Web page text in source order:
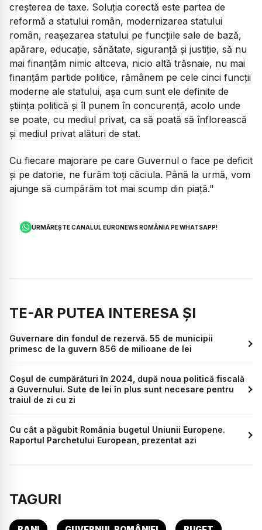
creșterea de taxe. Soluția corectă este partea de
reformă a statului român, modernizarea statului
român, reașezarea statului pe funcțiile sale de bază,
apărare, educație, sănătate, siguranță și justiție, să nu
mai finanțăm nimic altceva, nicio altă trăsnaie, nu mai
finanțăm partide politice, rămânem pe cele cinci funcții
moderne ale statului, așa cum sunt ele definite de
știința politică și îl punem în concurență, acolo unde
se poate, cu mediul privat, ca să poată să înflorească
și mediul privat alături de stat.
Cu fiecare majorare pe care Guvernul o face pe deficit
și pe datorie, ne furăm toți căciula. Până la urmă, vom
ajunge să cumpărăm tot mai scump din piață."
URMĂREȘTE CANALUL EURONEWS ROMÂNIA PE WHATSAPP!
TE-AR PUTEA INTERESA ȘI
Guvernare din fondul de rezervă. 55 de municipii
primesc de la guvern 856 de milioane de lei
Coșul de cumpărături în 2024, după noua politică fiscală
a Guvernului. Sute de lei în plus sunt necesare pentru
traiul de zi cu zi
Cu cât a păgubit România bugetul Uniunii Europene.
Raportul Parchetului European, prezentat azi
TAGURI